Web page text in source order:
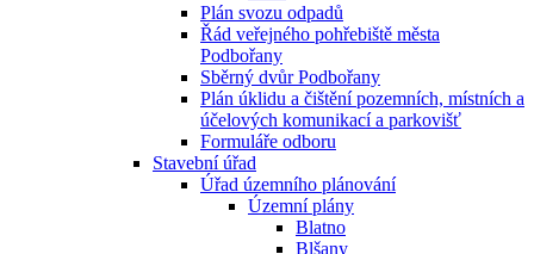
Plán svozu odpadů
Řád veřejného pohřebiště města
Podbořany
Sběrný dvůr Podbořany
Plán úklidu a čištění pozemních, místních a
účelových komunikací a parkovišť
Formuláře odboru
Stavební úřad
Úřad územního plánování
Územní plány
Blatno
Blšany